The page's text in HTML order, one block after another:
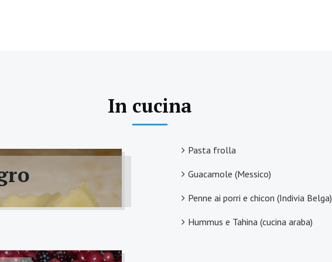
In cucina
Pasta frolla
Guacamole (Messico)
Penne ai porri e chicon (Indivia Belga)
Hummus e Tahina (cucina araba)